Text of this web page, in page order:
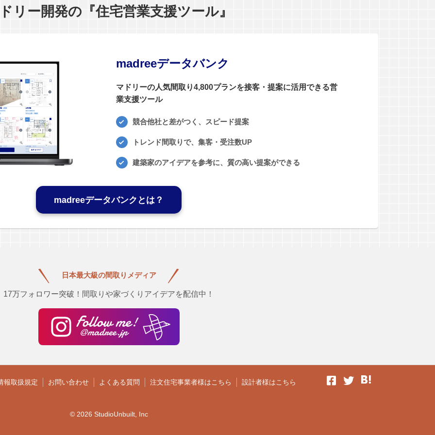
リー開発の『住宅営業支援ツール』
madreeデータバンク
マドリーの人気間取り4,800プランを接客・提案に活用できる営
業支援ツール
競合他社と差がつく、スピード提案
トレンド間取りで、集客・受注数UP
建築家のアイデアを参考に、質の高い提案ができる
madreeデータバンクとは？
日本最大級の間取りメディア
17万フォロワー突破！間取りや家づくりアイデアを配信中！
報取扱規定 お問い合わせ よくある質問 注文住宅事業者様はこちら 設計者様はこちら
© 2026 StudioUnbuilt, Inc